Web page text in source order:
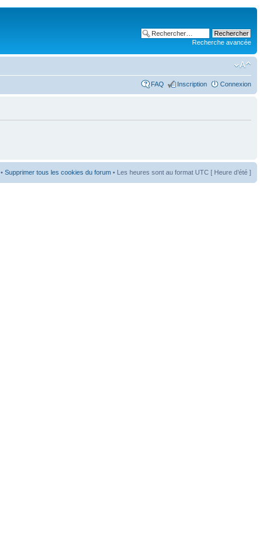
Recherche avancée
FAQ Inscription Connexion
• Supprimer tous les cookies du forum • Les heures sont au format UTC [ Heure d’été ]